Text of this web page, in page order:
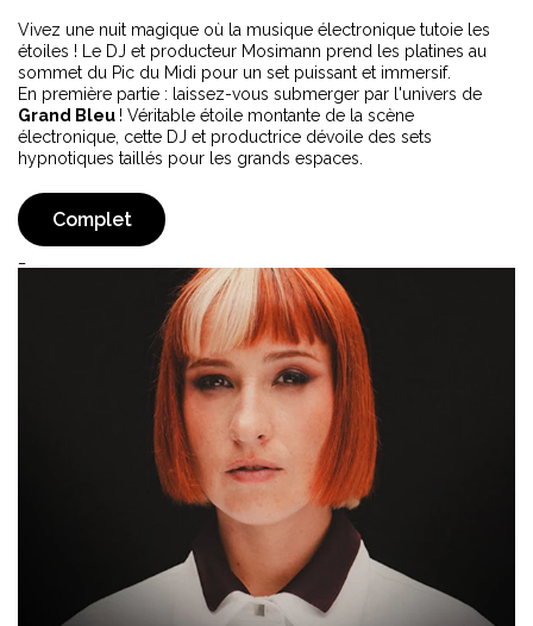
Vivez une nuit magique où la musique électronique tutoie les
étoiles ! Le DJ et producteur Mosimann prend les platines au
sommet du Pic du Midi pour un set puissant et immersif.
En première partie : laissez-vous submerger par l'univers de
Grand Bleu ! Véritable étoile montante de la scène
électronique, cette DJ et productrice dévoile des sets
hypnotiques taillés pour les grands espaces.
Complet